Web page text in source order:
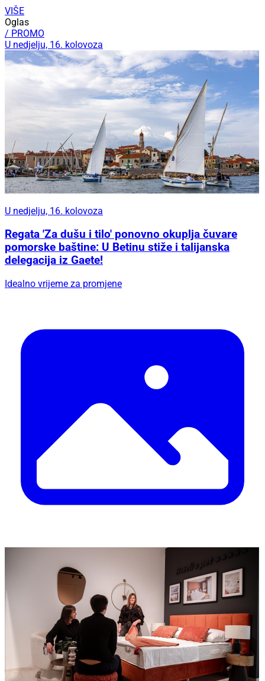
VIŠE
Oglas
/ PROMO
U nedjelju, 16. kolovoza
U nedjelju, 16. kolovoza
Regata 'Za dušu i tilo' ponovno okuplja čuvare
pomorske baštine: U Betinu stiže i talijanska
delegacija iz Gaete!
Idealno vrijeme za promjene